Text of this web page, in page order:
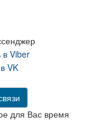
для Вас время